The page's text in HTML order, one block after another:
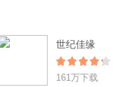
世纪佳缘
161万下载